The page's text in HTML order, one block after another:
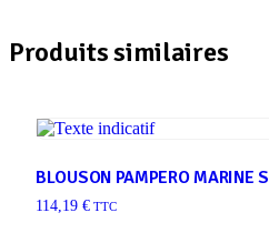
Produits similaires
BLOUSON PAMPERO MARINE S
114,19 € TTC